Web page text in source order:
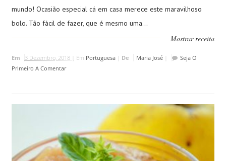
mundo! Ocasião especial cá em casa merece este maravilhoso
bolo. Tão fácil de fazer, que é mesmo uma...
Mostrar receita
Em 3 Dezembro, 2018 | Em Portuguesa| De Maria José|
Seja O
Primeiro A Comentar